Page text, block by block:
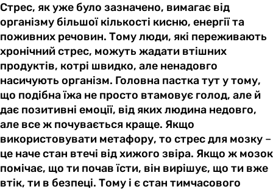
Стрес, як уже було зазначено, вимагає від
організму більшої кількості кисню, енергії та
поживних речовин. Тому люди, які переживають
хронічний стрес, можуть жадати втішних
продуктів, котрі швидко, але ненадовго
насичують організм. Головна пастка тут у тому,
що подібна їжа не просто втамовує голод, але й
дає позитивні емоції, від яких людина недовго,
але все ж почувається краще. Якщо
використовувати метафору, то стрес для мозку –
це наче стан втечі від хижого звіра. Якщо ж мозок
помічає, що ти почав їсти, він вирішує, що ти вже
втік, ти в безпеці. Тому і є стан тимчасового